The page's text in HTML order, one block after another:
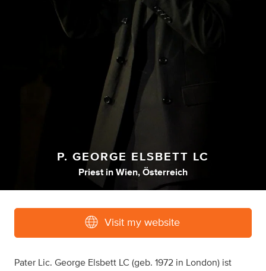
P. GEORGE ELSBETT LC
Priest in Wien, Österreich
Visit my website
Pater Lic. George Elsbett LC (geb. 1972 in London) ist